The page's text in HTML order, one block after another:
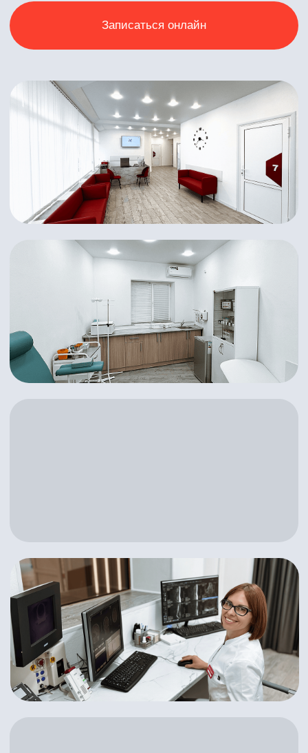
Выбрать город
г. Анапа, ул. Черноморская, 28А
г. Анапа, ул. Аэродромная, 26
Филиалы в Анапе
Режим работы